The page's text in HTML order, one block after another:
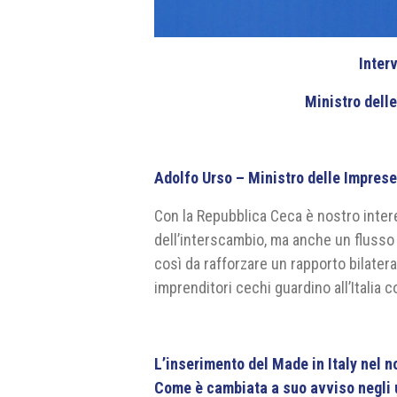
Ministro
Adolfo Urso – Ministro delle
Con la Repubblica Ceca è nostro
dell’interscambio, ma anche un
così da rafforzare un rapporto
imprenditori cechi guardino all’Italia
L’inserimento del Made in Italy nel
Come è cambiata a suo avviso